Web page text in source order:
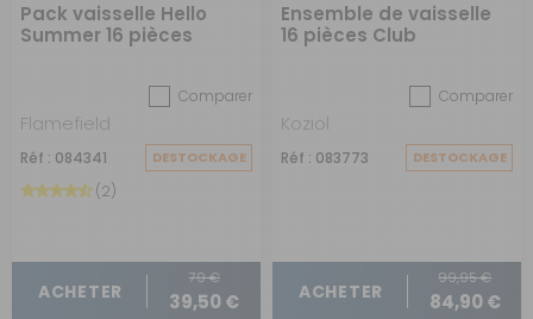
Pack vaisselle Hello
Summer 16 pièces
Comparer
Flamefield
Réf : 084341 DESTOCKAGE
(2)
ACHETER
79 €
39,50 €
Ensemble de vaisselle
16 pièces Club
Comparer
Koziol
Réf : 083773 DESTOCKAGE
ACHETER
99,95 €
84,90 €